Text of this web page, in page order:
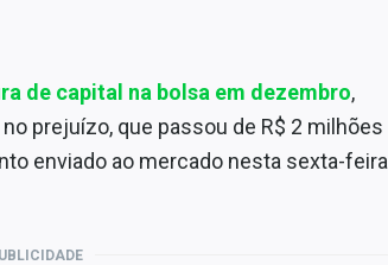
de capital na bolsa em dezembro,
prejuízo, que passou de R$ 2 milhões
enviado ao mercado nesta sexta-feira